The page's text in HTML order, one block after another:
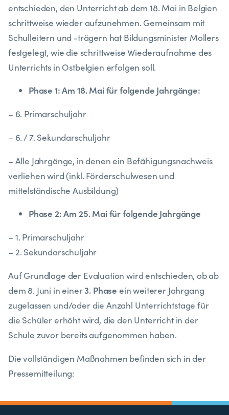
entschieden, den Unterricht ab dem 18. Mai in Belgien
schrittweise wieder aufzunehmen. Gemeinsam mit
Schulleitern und -trägern hat Bildungsminister Mollers
festgelegt, wie die schrittweise Wiederaufnahme des
Unterrichts in Ostbelgien erfolgen soll.
Phase 1: Am 18. Mai für folgende Jahrgänge:
– 6. Primarschuljahr
– 6. / 7. Sekundarschuljahr
– Alle Jahrgänge, in denen ein Befähigungsnachweis
verliehen wird (inkl. Förderschulwesen und
mittelständische Ausbildung)
Phase 2: Am 25. Mai für folgende Jahrgänge
– 1. Primarschuljahr
– 2. Sekundarschuljahr
Auf Grundlage der Evaluation wird entschieden, ob ab
dem 8. Juni in einer3. Phase ein weiterer Jahrgang
zugelassen und/oder die Anzahl Unterrichtstage für
die Schüler erhöht wird, die den Unterricht in der
Schule zuvor bereits aufgenommen haben.
Die vollständigen Maßnahmen befinden sich in der
Pressemitteilung: